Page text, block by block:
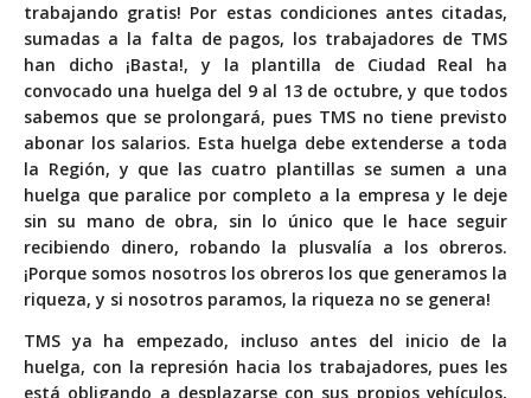
trabajando gratis! Por estas condiciones antes citadas,
sumadas a la falta de pagos, los trabajadores de TMS
han dicho ¡Basta!, y la plantilla de Ciudad Real ha
convocado una huelga del 9 al 13 de octubre, y que todos
sabemos que se prolongará, pues TMS no tiene previsto
abonar los salarios. Esta huelga debe extenderse a toda
la Región, y que las cuatro plantillas se sumen a una
huelga que paralice por completo a la empresa y le deje
sin su mano de obra, sin lo único que le hace seguir
recibiendo dinero, robando la plusvalía a los obreros.
¡Porque somos nosotros los obreros los que generamos la
riqueza, y si nosotros paramos, la riqueza no se genera!
TMS ya ha empezado, incluso antes del inicio de la
huelga, con la represión hacia los trabajadores, pues les
está obligando a desplazarse con sus propios vehículos,